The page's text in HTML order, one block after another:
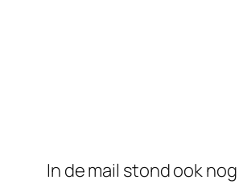
In de mail stond ook nog